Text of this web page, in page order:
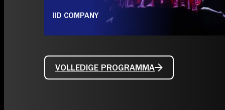
IID COMPANY
VOLLEDIGE PROGRAMMA